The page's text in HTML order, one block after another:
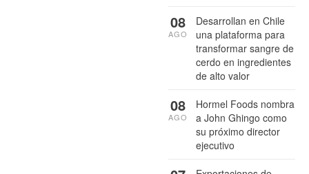
Desarrollan en Chile
una plataforma para
transformar sangre de
cerdo en ingredientes
de alto valor
08
AGO
Hormel Foods nombra
a John Ghingo como
su próximo director
ejecutivo
08
AGO